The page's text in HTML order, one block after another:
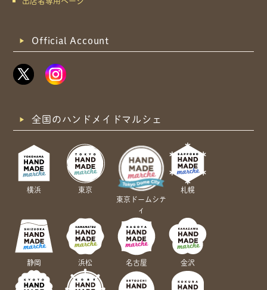
Official Account
全国のハンドメイドマルシェ
横浜
東京
東京ドームシテ
ィ
札幌
静岡 浜松 名古屋 金沢